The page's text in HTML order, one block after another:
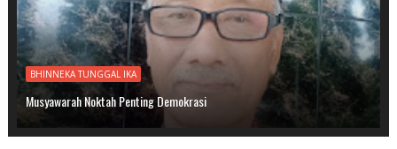
BHINNEKA TUNGGAL IKA
Musyawarah Noktah Penting Demokrasi